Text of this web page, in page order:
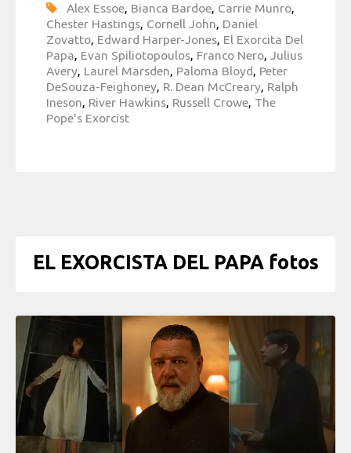
Alex Essoe, Bianca Bardoe, Carrie Munro,
Chester Hastings, Cornell John, Daniel
Zovatto, Edward Harper-Jones, El Exorcita Del
Papa, Evan Spiliotopoulos, Franco Nero, Julius
Avery, Laurel Marsden, Paloma Bloyd, Peter
DeSouza-Feighoney, R. Dean McCreary, Ralph
Ineson, River Hawkins, Russell Crowe, The
Pope's Exorcist
EL EXORCISTA DEL PAPA fotos